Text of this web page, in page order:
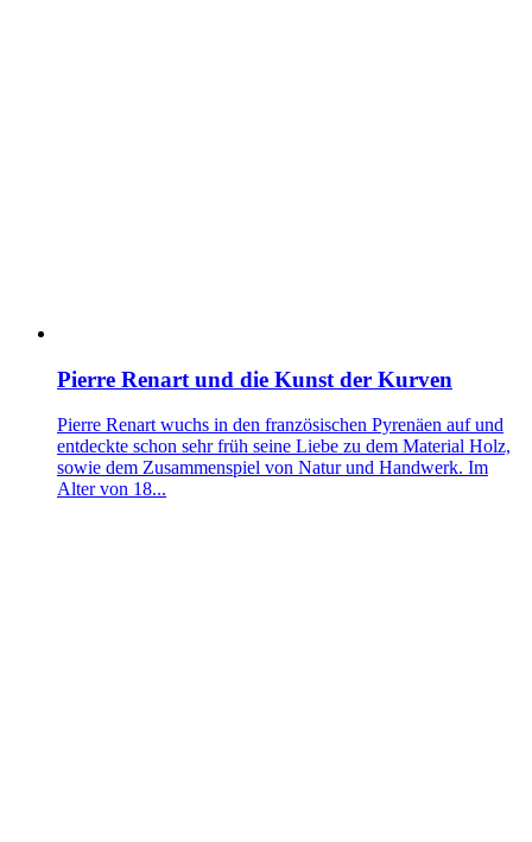
Pierre Renart und die Kunst der Kurven
Pierre Renart wuchs in den französischen Pyrenäen auf und
entdeckte schon sehr früh seine Liebe zu dem Material Holz,
sowie dem Zusammenspiel von Natur und Handwerk. Im
Alter von 18...